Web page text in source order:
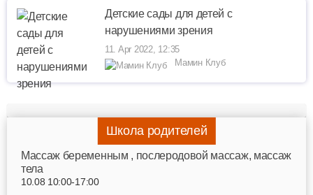
Детские сады для детей с
нарушениями зрения
11. Apr 2022, 12:35
Мамин Клуб
Школа родителей
Mассаж беременным , послеродовой массаж, массаж
тела
10.08 10:00-17:00